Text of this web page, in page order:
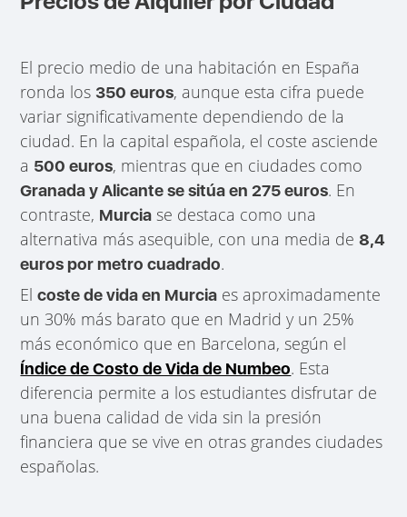
El precio medio de una habitación en España
ronda los350 euros, aunque esta cifra puede
variar significativamente dependiendo de la
ciudad. En la capital española, el coste asciende
a 500 euros, mientras que en ciudades como
Granada y Alicante se sitúa en 275 euros. En
contraste, Murcia se destaca como una
alternativa más asequible, con una media de8,4
euros por metro cuadrado.
Elcoste de vida en Murcia es aproximadamente
un 30% más barato que en Madrid y un 25%
más económico que en Barcelona, según el
Índice de Costo de Vida de Numbeo. Esta
diferencia permite a los estudiantes disfrutar de
una buena calidad de vida sin la presión
financiera que se vive en otras grandes ciudades
españolas.